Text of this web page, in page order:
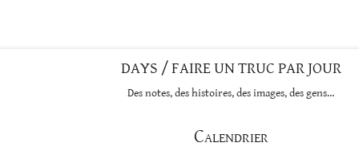
DAYS / FAIRE UN TRUC PAR JOUR
Des notes, des histoires, des images, des gens…
Calendrier